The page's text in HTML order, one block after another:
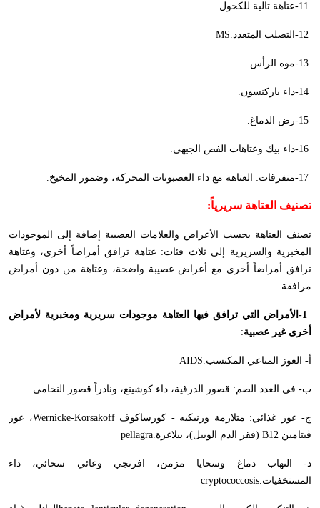
-11عتاهة تالية للكحول.
-12 التصلب المتعددMS.
-13موه الرأس.
-14داء باركنسون.
-15رض الدماغ.
-16داء بيك وعتاهات الفص الجبهي.
-17متفرقات: العتاهة مع داء العصبونات المحركة، وضمور المخيخ.
تصنيف العتاهة سريرياً:
تصنف العتاهة بحسب الأعراض والعلامات العصبية إضافة إلى الموجودات
المخبرية والسريرية إلى ثلاث فئات: عتاهة ترافق أمراضاً أخرى، وعتاهة
ترافق أمراضاً أخرى مع أعراض عصيبة واضحة، وعتاهة من دون أمراض
مرافقة.
-1 الأمراض التي ترافق فيها العتاهة موجودات سريرية ومخبرية لأمراض
أخرى غير عصبية:
أ- العوز المناعي المكتسبAIDS.
ب- في الغدد الصم: قصور الدرقية، داء كوشينع، ونادراً قصور النخامى.
ج- عوز غذائي: متلازمة ورنيكيه - كورساكوف Wernicke-Korsakoff، عوز
ڤيتامين B12 (فقر الدم الوبيل)، بيلاغرةpellagra.
د- التهاب دماغ وسحايا مزمن، افرنجي وعائي سحائي، داء
المستخفياتcryptococcosis.